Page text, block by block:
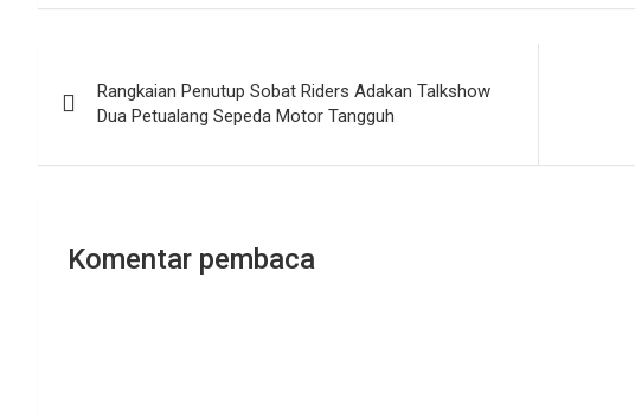
pos
Rangkaian Penutup Sobat Riders Adakan Talkshow
Dua Petualang Sepeda Motor Tangguh
Komentar pembaca